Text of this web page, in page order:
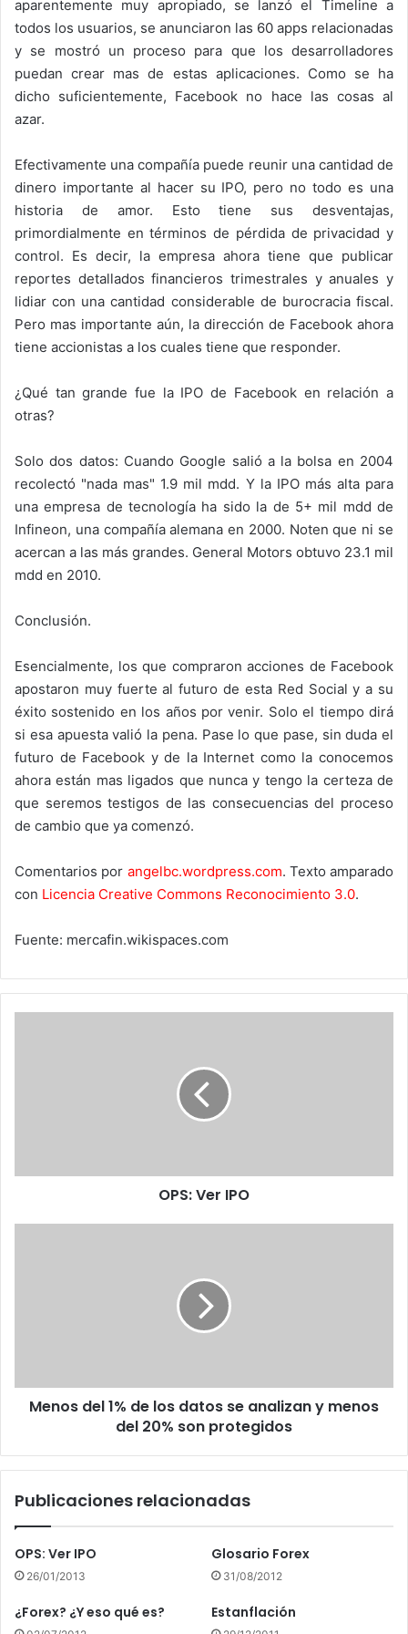
aparentemente muy apropiado, se lanzó el Timeline a
todos los usuarios, se anunciaron las 60 apps relacionadas
y se mostró un proceso para que los desarrolladores
puedan crear mas de estas aplicaciones. Como se ha
dicho suficientemente, Facebook no hace las cosas al
azar.
Efectivamente una compañía puede reunir una cantidad de
dinero importante al hacer su IPO, pero no todo es una
historia de amor. Esto tiene sus desventajas,
primordialmente en términos de pérdida de privacidad y
control. Es decir, la empresa ahora tiene que publicar
reportes detallados financieros trimestrales y anuales y
lidiar con una cantidad considerable de burocracia fiscal.
Pero mas importante aún, la dirección de Facebook ahora
tiene accionistas a los cuales tiene que responder.
¿Qué tan grande fue la IPO de Facebook en relación a
otras?
Solo dos datos: Cuando Google salió a la bolsa en 2004
recolectó "nada mas" 1.9 mil mdd. Y la IPO más alta para
una empresa de tecnología ha sido la de 5+ mil mdd de
Infineon, una compañía alemana en 2000. Noten que ni se
acercan a las más grandes. General Motors obtuvo 23.1 mil
mdd en 2010.
Conclusión.
Esencialmente, los que compraron acciones de Facebook
apostaron muy fuerte al futuro de esta Red Social y a su
éxito sostenido en los años por venir. Solo el tiempo dirá
si esa apuesta valió la pena. Pase lo que pase, sin duda el
futuro de Facebook y de la Internet como la conocemos
ahora están mas ligados que nunca y tengo la certeza de
que seremos testigos de las consecuencias del proceso
de cambio que ya comenzó.
Comentarios por angelbc.wordpress.com. Texto amparado
con Licencia Creative Commons Reconocimiento 3.0.
Fuente: mercafin.wikispaces.com
OPS: Ver IPO
y
menos
Menos del 1% de los datos se analizan y menos
del 20% son protegidos
Publicaciones relacionadas
OPS: Ver IPO
26/01/2013
Glosario Forex
31/08/2012
¿Forex? ¿Y eso qué es? Estanflación